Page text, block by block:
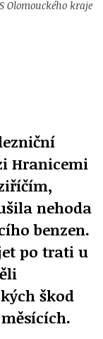
Olomouckého kraje
Hranicemi
nehoda
benzen.
po trati u
škod